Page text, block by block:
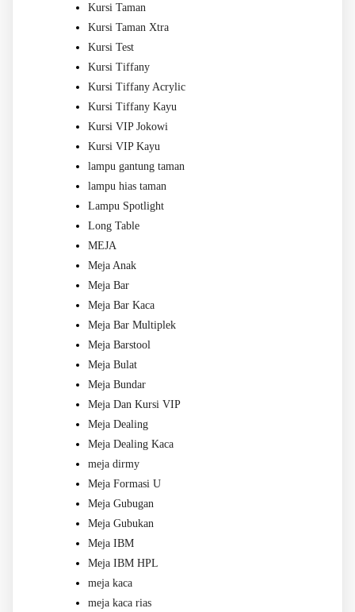
Kursi Taman
Kursi Taman Xtra
Kursi Test
Kursi Tiffany
Kursi Tiffany Acrylic
Kursi Tiffany Kayu
Kursi VIP Jokowi
Kursi VIP Kayu
lampu gantung taman
lampu hias taman
Lampu Spotlight
Long Table
MEJA
Meja Anak
Meja Bar
Meja Bar Kaca
Meja Bar Multiplek
Meja Barstool
Meja Bulat
Meja Bundar
Meja Dan Kursi VIP
Meja Dealing
Meja Dealing Kaca
meja dirmy
Meja Formasi U
Meja Gubugan
Meja Gubukan
Meja IBM
Meja IBM HPL
meja kaca
meja kaca rias